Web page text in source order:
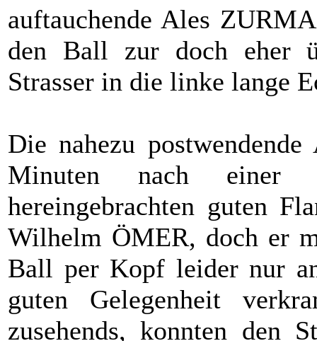
auftauchende Ales
den Ball zur doch eher
Strasser in die linke lange
Die nahezu
Minuten nach einer
hereingebrachten guten
Wilhelm ÖMER, doch er
Ball per Kopf leider nur
guten Gelegenheit
zusehends, konnten den